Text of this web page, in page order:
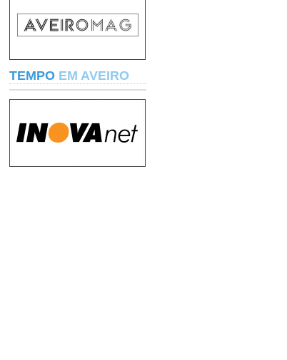
TEMPO EM AVEIRO